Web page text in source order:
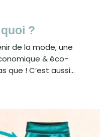
?
de la mode, une
& éco-
que ! C’est aussi…